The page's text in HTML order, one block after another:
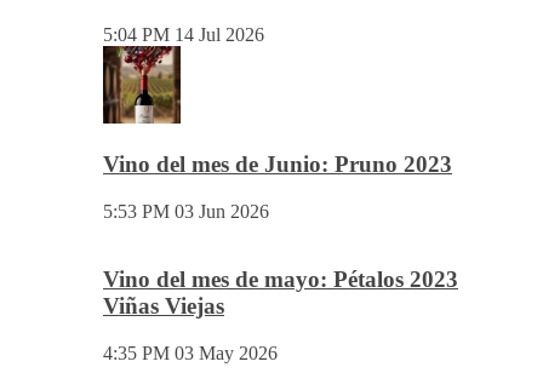
5:04 PM 14 Jul 2026
Vino del mes de Junio: Pruno 2023
5:53 PM 03 Jun 2026
Vino del mes de mayo: Pétalos 2023
Viñas Viejas
4:35 PM 03 May 2026